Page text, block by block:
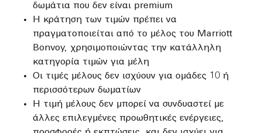
δωμάτια που δεν είναι premium
Η κράτηση των τιμών πρέπει να
πραγματοποιείται από το μέλος του Marriott
Bonvoy, χρησιμοποιώντας την κατάλληλη
κατηγορία τιμών για μέλη
Οι τιμές μέλους δεν ισχύουν για ομάδες 10 ή
περισσότερων δωματίων
Η τιμή μέλους δεν μπορεί να συνδυαστεί με
άλλες επιλεγμένες προωθητικές ενέργειες,